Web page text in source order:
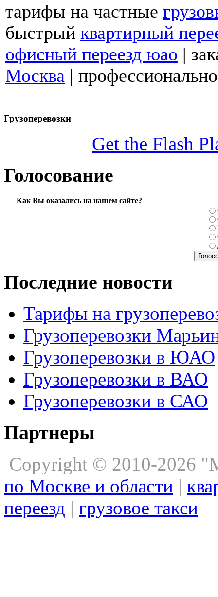
тарифы на частные
быстрый квартирный
офисный переезд юао |
Москва |
Грузоперевозки
Get the Flash
Голосование
Как Вы оказались на нашем сайте?
Последние новости
Тарифы на
Грузоперевозки
Грузоперевозки в ЮАО
Грузоперевозки в ВАО
Грузоперевозки в САО
Партнеры
Copyright © 2010-2026
по Москве и области |
переезд | грузовое такси